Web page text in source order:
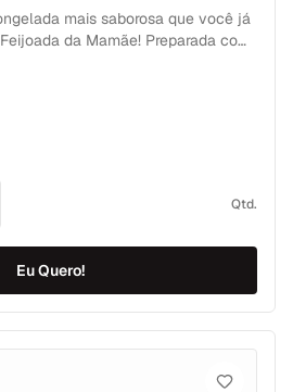
mais saborosa que você já
da Mamãe! Preparada com
nutrientes, garantindo uma
momento. Combinando os
Experimente já e descubra por
da Mamãe vai conquistar o seu
Qtd.
Eu Quero!